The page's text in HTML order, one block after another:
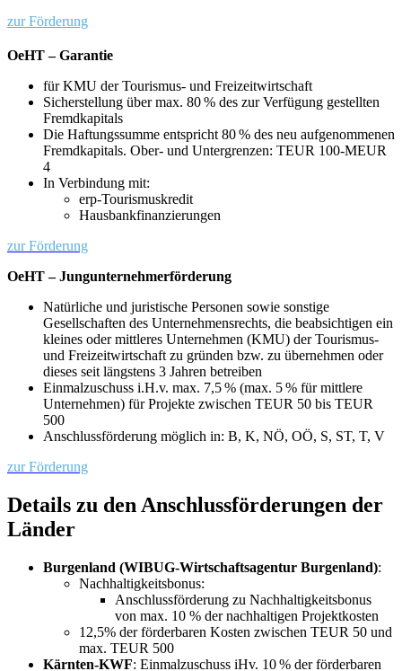
zur Förderung
OeHT – Garantie
für KMU der Tourismus- und Freizeitwirtschaft
Sicherstellung über max. 80 % des zur Verfügung gestellten
Fremdkapitals
Die Haftungssumme entspricht 80 % des neu aufgenommenen
Fremdkapitals. Ober- und Untergrenzen: TEUR 100-MEUR
4
In Verbindung mit:
erp-Tourismuskredit
Hausbankfinanzierungen
zur Förderung
OeHT – Jungunternehmerförderung
Natürliche und juristische Personen sowie sonstige
Gesellschaften des Unternehmensrechts, die beabsichtigen ein
kleines oder mittleres Unternehmen (KMU) der Tourismus-
und Freizeitwirtschaft zu gründen bzw. zu übernehmen oder
dieses seit längstens 3 Jahren betreiben
Einmalzuschuss i.H.v. max. 7,5 % (max. 5 % für mittlere
Unternehmen) für Projekte zwischen TEUR 50 bis TEUR
500
Anschlussförderung möglich in: B, K, NÖ, OÖ, S, ST, T, V
zur Förderung
Details zu den Anschlussförderungen der
Länder
Burgenland (WIBUG-Wirtschaftsagentur Burgenland):
Nachhaltigkeitsbonus:
Anschlussförderung zu Nachhaltigkeitsbonus
von max. 10 % der nachhaltigen Projektkosten
12,5% der förderbaren Kosten zwischen TEUR 50 und
max. TEUR 500
Kärnten-KWF: Einmalzuschuss iHv. 10 % der förderbaren